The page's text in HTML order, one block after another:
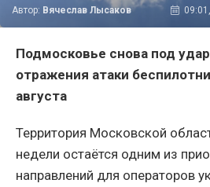
Автор: Вячеслав Лысаков
Подмосковье снова под
отражения атаки
августа
Территория Московской
недели остаётся одним из
направлений для операторов